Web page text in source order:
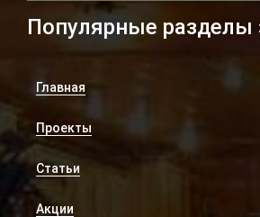
Популярные разделы
Главная
Проекты
Статьи
Акции